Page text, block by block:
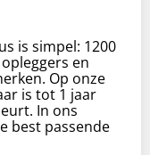
is simpel: 1200
en
Op onze
is tot 1 jaar
In ons
best passende